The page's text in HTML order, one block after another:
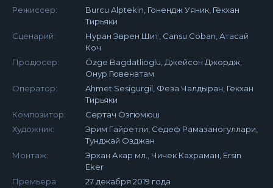
Режиссер:
Burcu Alptekin, Гонендж Уяник, Гёкхан
Тирьяки
Сценарий:
Нуран Эврен Шит, Cansu Coban, Атасай
Коч
Продюсер:
Özge Bagdatlioglu, Джейсон Джордж,
Онур Гювенатам
Оператор:
Ahmet Sesigurgil, Феза Чалдыран, Гёкхан
Тирьяки
Композитор:
Сертач Озгюмюш
Художник:
Эрим Гайретли, Седеф Рамазаногуллари,
Тунджай Озджан
Монтаж:
Эрхан Акар мл., Чичек Кахраман, Ersin
Eker
Премьера:
27 декабря 2019 года